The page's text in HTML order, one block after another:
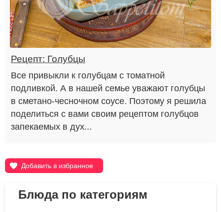
Рецепт: Голубцы
Все привыкли к голубцам с томатной
подливкой. А в нашей семье уважают голубцы
в сметано-чесночном соусе. Поэтому я решила
поделиться с вами своим рецептом голубцов
запекаемых в дух...
Добавить в избранное
Блюда по категориям